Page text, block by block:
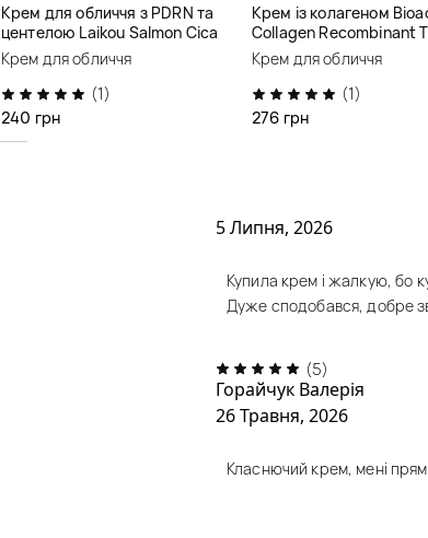
Крем для обличчя з PDRN та
центелою Laikou Salmon Cica
PDRN
Крем для обличчя
(1)
240 грн
Крем із колагеном
Collagen Recombinant
Moisturizing Cream
Крем для обличчя
(1)
276 грн
Опис
Додаткова інформація
5 Липня, 2026
Купила крем і жалкую, бо
Дуже сподобався, добре
(5)
Горайчук Валерія
26 Травня, 2026
Класнючий крем, мені